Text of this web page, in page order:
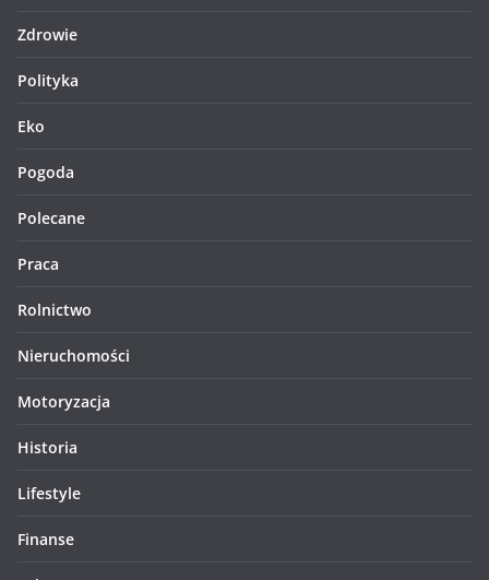
Zdrowie
Polityka
Eko
Pogoda
Polecane
Praca
Rolnictwo
Nieruchomości
Motoryzacja
Historia
Lifestyle
Finanse